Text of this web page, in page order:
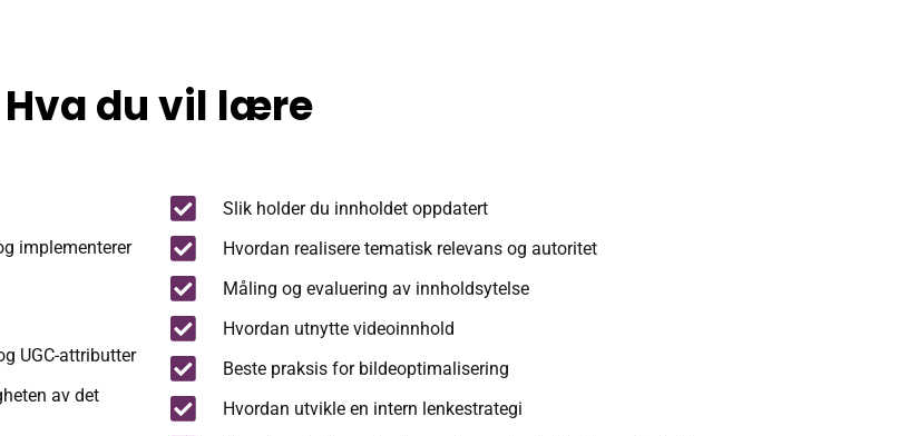
Hva du vil lære
implementerer
UGC-attributter
av det
Slik holder du innholdet oppdatert
Hvordan realisere tematisk relevans og autoritet
Måling og evaluering av innholdsytelse
Hvordan utnytte videoinnhold
Beste praksis for bildeoptimalisering
Hvordan utvikle en intern lenkestrategi